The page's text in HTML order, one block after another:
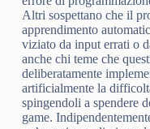
Altri sospettano che il
apprendimento
viziato da input errati o
anche chi teme che
deliberatamente
artificialmente la
spingendoli a spendere
game.